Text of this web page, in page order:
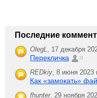
Последние
OlegL, 17 декабря
Перекличка 21
REDkiy, 8 июня 2023
Как «замокать»
fhunter, 29 ноября